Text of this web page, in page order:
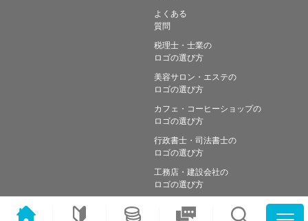
よくある
質問
税理士・士業の
ロゴの選び方
美容サロン・エステの
ロゴの選び方
カフェ・コーヒーショップの
ロゴの選び方
行政書士・司法書士の
ロゴの選び方
工務店・建設会社の
ロゴの選び方